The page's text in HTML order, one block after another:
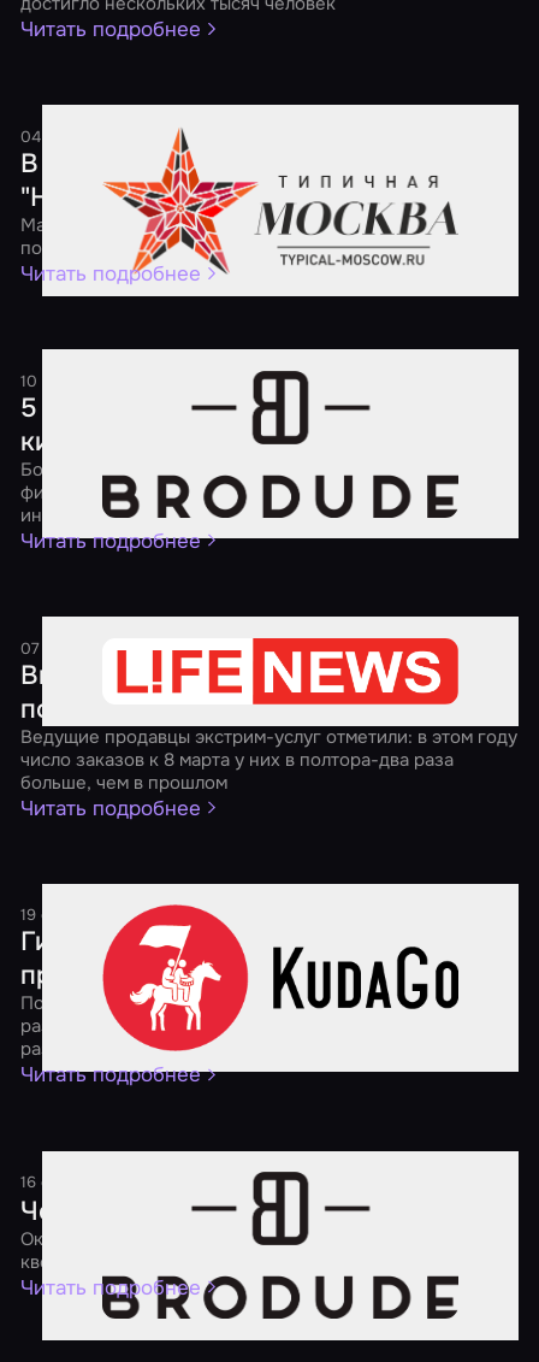
Читать подробнее
04 мая 2017 1 минута
В России пройдет ежегодная акция
"Ночь квестов"
Масштабная федеральная акция будет посвящена
популярным квестам, перформансам и экшн-играм
Читать подробнее
10 апреля 2017
5 советов о том, как порадовать
киномана
Большой выбор квестов по самым разным популярным
фильмам поможет утолить твой кинематографический
интерес
Читать подробнее
07 марта 2017 2 минуты
Вместо цветов — избить мужа. Какие
подарки в тренде на 8 Марта
Ведущие продавцы экстрим-услуг отметили: в этом году
число заказов к 8 марта у них в полтора-два раза
больше, чем в прошлом
Читать подробнее
19 сентября 20161 минута
Гид по квестам: выбираем
приключение мечты
Портал KudaGo.com вместе с "Миром Квестов"
разберется в многообразии видов подобного
развлечения
Читать подробнее
16 сентября 2016
Чем заняться на выходных
Окажись внутри фильма ужасов и поработай мозгами в
квесте
Читать подробнее